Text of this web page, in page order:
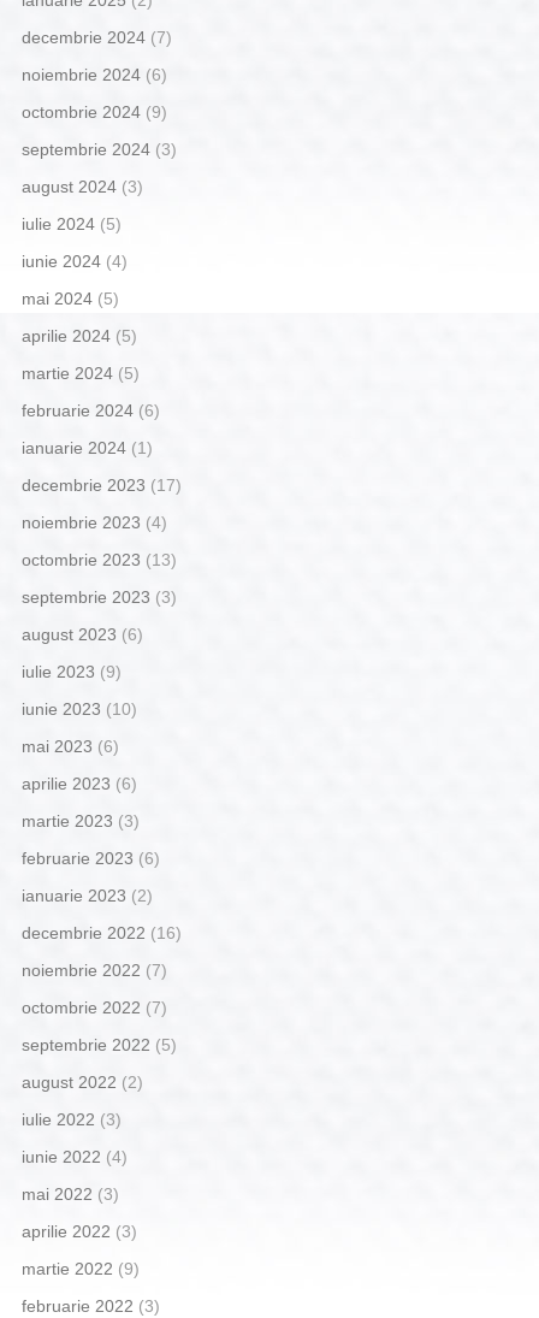
decembrie 2024(7)
noiembrie 2024(6)
octombrie 2024(9)
septembrie 2024(3)
august 2024(3)
iulie 2024(5)
iunie 2024(4)
mai 2024(5)
aprilie 2024(5)
martie 2024(5)
februarie 2024(6)
ianuarie 2024(1)
decembrie 2023 (17)
noiembrie 2023 (4)
octombrie 2023 (13)
septembrie 2023 (3)
august 2023 (6)
iulie 2023 (9)
iunie 2023 (10)
mai 2023 (6)
aprilie 2023 (6)
martie 2023 (3)
februarie 2023 (6)
ianuarie 2023 (2)
decembrie 2022 (16)
noiembrie 2022 (7)
octombrie 2022 (7)
septembrie 2022 (5)
august 2022 (2)
iulie 2022 (3)
iunie 2022 (4)
mai 2022 (3)
aprilie 2022 (3)
martie 2022 (9)
februarie 2022 (3)